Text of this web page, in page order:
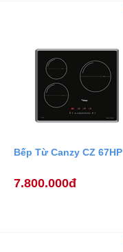
Bếp Từ Canzy CZ 67HP
7.800.000đ